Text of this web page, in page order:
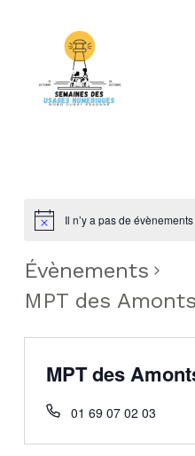
Il n’y a pas de
Évènements
MPT des
MPT des
01 69 07 02 03